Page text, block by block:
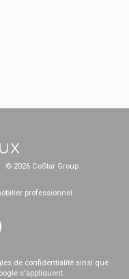
© 2026 CoStar Group
professionnel
de confidentialitéainsi que
s'appliquent.